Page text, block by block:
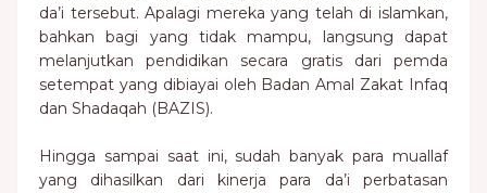
da’i tersebut. Apalagi mereka yang telah di islamkan,
bahkan bagi yang tidak mampu, langsung dapat
melanjutkan pendidikan secara gratis dari pemda
setempat yang dibiayai oleh Badan Amal Zakat Infaq
dan Shadaqah (BAZIS).
Hingga sampai saat ini, sudah banyak para muallaf
yang dihasilkan dari kinerja para da’i perbatasan